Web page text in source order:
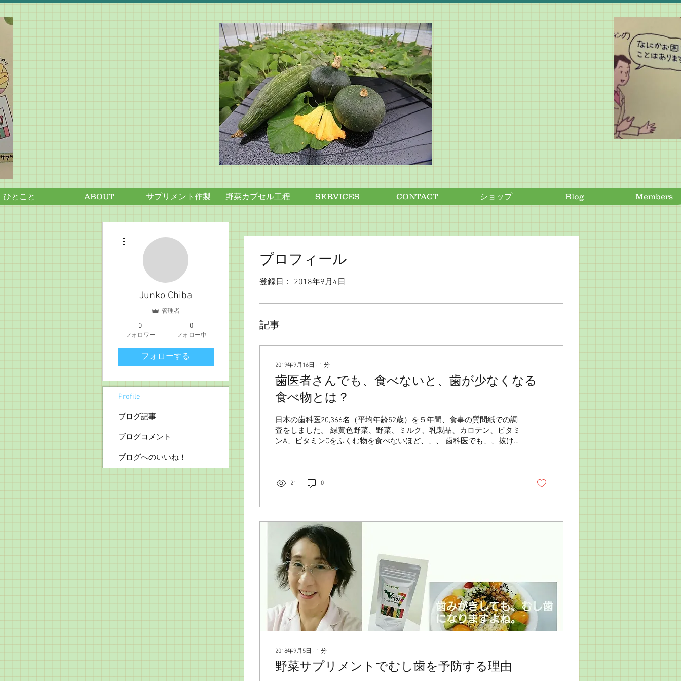
ひとこと ABOUT サプリメント作製 野菜カプセル工程 SERVICES CONTACT ショップ Blog Members
プロフィール
登録日： 2018年9月4日
記事
2019年9月16日 ∙ 1 分
歯医者さんでも、食べないと、歯が少なくなる
食べ物とは？
日本の歯科医20,366名（平均年齢52歳）を５年間、食事の質問紙での調
査をしました。 緑黄色野菜、野菜、ミルク、乳製品、カロテン、ビタミ
ンA、ビタミンCをふくむ物を食べないほど、、、 歯科医でも、、抜け
21 0
2018年9月5日 ∙ 1 分
野菜サプリメントでむし歯を予防する理由
Junko Chiba
管理者
0
フォロワー
0
フォロー中
フォローする
Profile
ブログ記事
ブログコメント
ブログへのいいね！